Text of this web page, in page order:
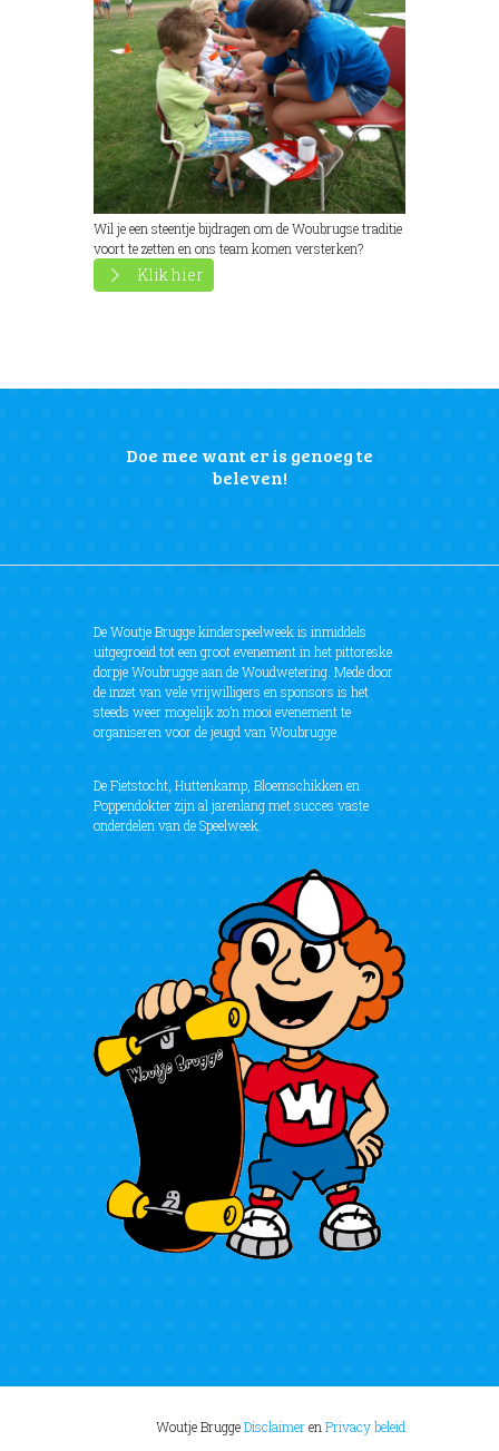
Wil je een steentje bijdragen om de Woubrugse traditie
voort te zetten en ons team komen versterken?
Klik hier
Doe mee want er is genoeg te
beleven!
De Woutje Brugge kinderspeelweek is inmiddels
uitgegroeid tot een groot evenement in het pittoreske
dorpje Woubrugge aan de Woudwetering. Mede door
de inzet van vele vrijwilligers en sponsors is het
steeds weer mogelijk zo’n mooi evenement te
organiseren voor de jeugd van Woubrugge.
De Fietstocht, Huttenkamp, Bloemschikken en
Poppendokter zijn al jarenlang met succes vaste
onderdelen van de Speelweek.
Woutje BruggeDisclaimeren Privacy beleid